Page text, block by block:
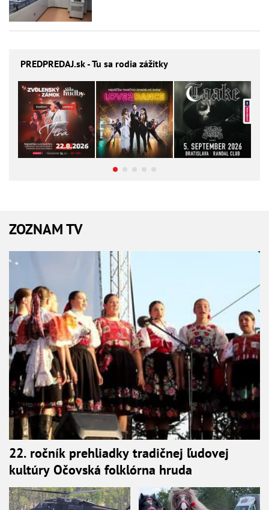
PREDPREDAJ.sk - Tu sa rodia zážitky
ZOZNAM TV
22. ročník prehliadky tradičnej ľudovej
kultúry Očovská folklórna hruda